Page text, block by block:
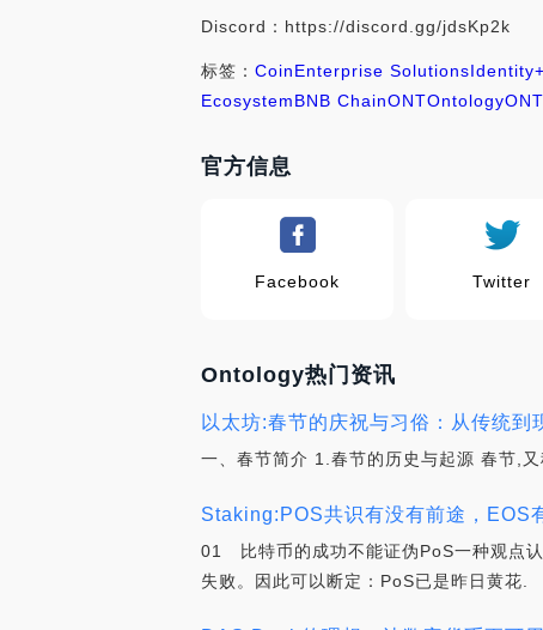
Discord：https://discord.gg/jdsKp2k
标签： CoinEnterprise SolutionsIdentity
EcosystemBNB ChainONTOntology
官方信息
Facebook Twitter
Ontology热门资讯
以太坊:春节的庆祝与习俗：从传统
一、春节简介 1.春节的历史与起源 春节,
Staking:POS共识有没有前途，EOS
01 比特币的成功不能证伪PoS一种观点
失败。因此可以断定：PoS已是昨日黄花.